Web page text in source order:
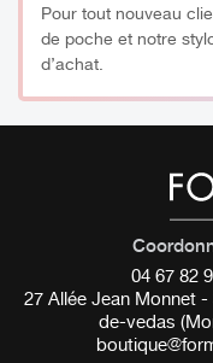
Pour tout nouveau
de poche et notre
d’achat.
04 67 82
27 Allée Jean Monnet
de-vedas